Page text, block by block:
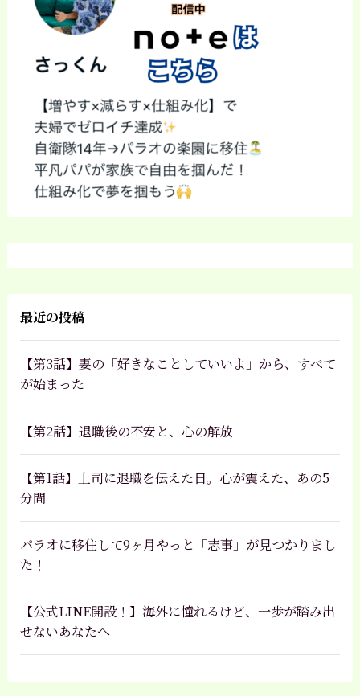
最近の投稿
【第3話】妻の「好きなことしていいよ」から、すべて
が始まった
【第2話】退職後の不安と、心の解放
【第1話】上司に退職を伝えた日。心が震えた、あの5
分間
パラオに移住して9ヶ月やっと「志事」が見つかりまし
た！
【公式LINE開設！】海外に憧れるけど、一歩が踏み出
せないあなたへ